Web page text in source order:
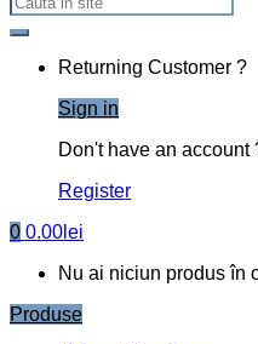
Returning Customer ?
Sign in
Don't have an account
Register
0 0.00 lei
Nu ai niciun produs în
Produse